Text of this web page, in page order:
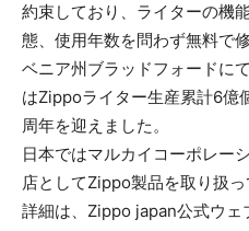
約束しており、ライターの機
態、使用年数を問わず無料で
ベニア州ブラッドフォードに
はZippoライター生産累計6億
周年を迎えました。
日本ではマルカイコーポレー
店としてZippo製品を取り扱っ
詳細は、Zippo japan公式ウェ